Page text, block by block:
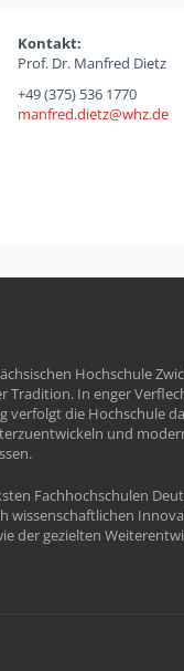
Kontakt:
Prof. Dr. Manfred Dietz
+49 (375) 536 1770
manfred.dietz
whzde
Hochschule
Tradition. In enger
verfolgt die Hochschule
und
Fachhochschulen
wissenschaftlichen
der gezielten